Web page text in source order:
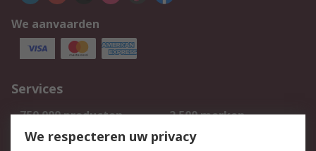
We aanvaarden
Services
750.000 producten
2.500 merken
Bestellen
Inkoopoplossingen
We respecteren uw privacy